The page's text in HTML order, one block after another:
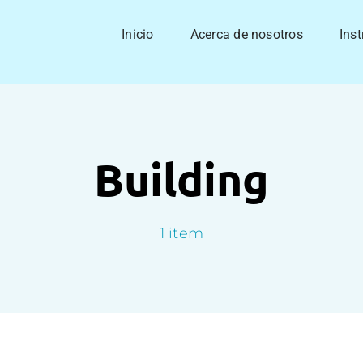
Inicio Acerca de nosotros
Building
1 item